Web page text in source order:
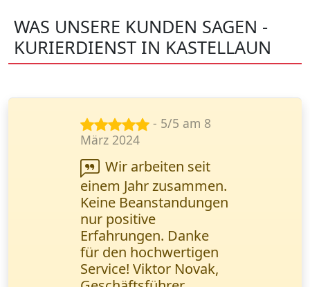
WAS UNSERE KUNDEN SAGEN -
KURIERDIENST IN KASTELLAUN
- 5/5 am 11
Jan. 2025
Ich musste
dringend Verträge
verschicken.
Wanderfalke Kurier hat
sie in 2 Stunden mit
Bestätigung geliefert.
Absolute Profis!